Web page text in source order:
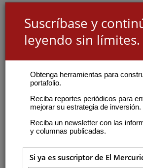
Suscríbase y
leyendo sin límites.
Obtenga herramientas para
portafolio.
Reciba reportes periódicos para
mejorar su estrategia de inversión.
Reciba un newsletter con las
y columnas publicadas.
Si ya es suscriptor de El